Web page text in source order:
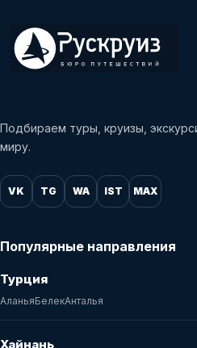
Подбираем туры, круизы,
миру.
VK TG WA IST MAX
Популярные направления
Турция
АланьяБелекАнталья
Хайнань